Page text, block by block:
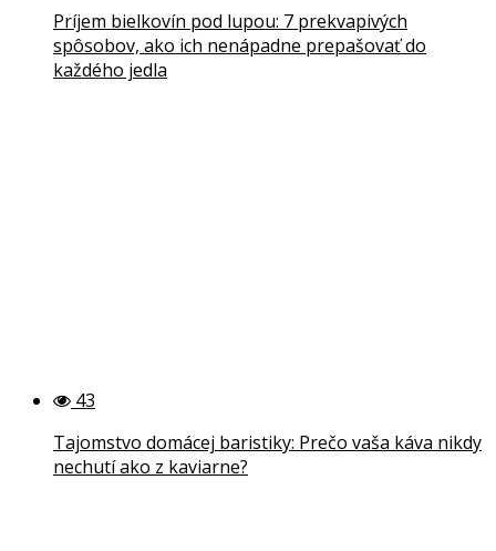
Príjem bielkovín pod lupou: 7 prekvapivých
spôsobov, ako ich nenápadne prepašovať do
každého jedla
43
Tajomstvo domácej baristiky: Prečo vaša káva nikdy
nechutí ako z kaviarne?